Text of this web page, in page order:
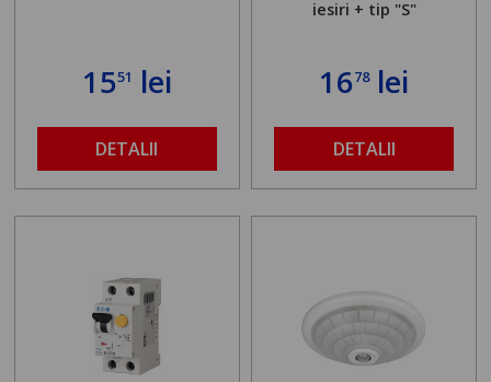
1551 lei
DETALII
iesiri + tip "S"
1678lei
DETALII